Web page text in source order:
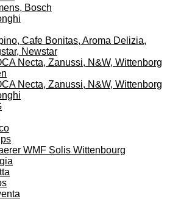
Bosch
Cafe Bonitas, Aroma Delizia,
Newstar
Necta, Zanussi, N&W, Wittenborg
Necta, Zanussi, N&W, Wittenborg
WMF Solis Wittenbourg